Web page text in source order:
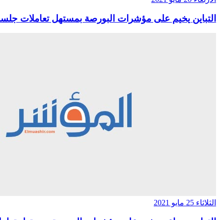
التباين يخيم على مؤشرات البورصة بمستهل تعاملات جلسة
الثلاثاء 25 مايو 2021